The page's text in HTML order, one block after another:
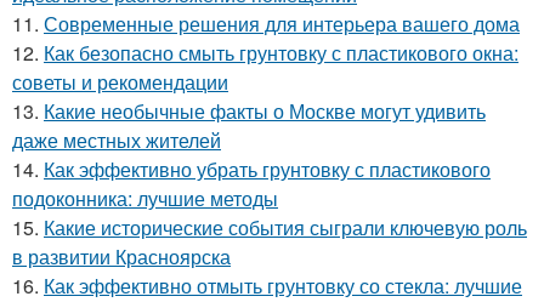
11. Современные решения для интерьера вашего дома
12. Как безопасно смыть грунтовку с пластикового окна:
советы и рекомендации
13. Какие необычные факты о Москве могут удивить
даже местных жителей
14. Как эффективно убрать грунтовку с пластикового
подоконника: лучшие методы
15. Какие исторические события сыграли ключевую роль
в развитии Красноярска
16. Как эффективно отмыть грунтовку со стекла: лучшие